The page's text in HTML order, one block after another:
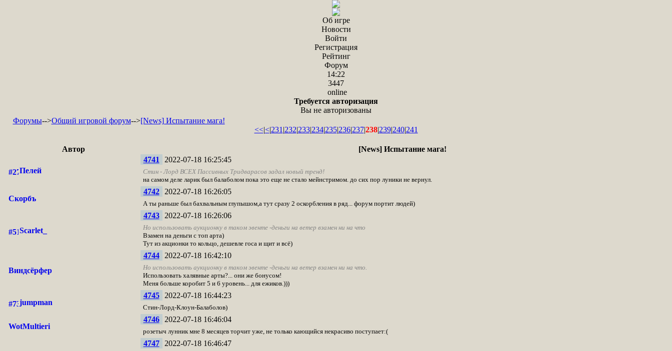
Об игре
Новости
Войти
Регистрация
Рейтинг
Форум
14:22
3447
online
Требуется авторизация
Вы не авторизованы
Форумы-->Общий игровой форум-->[News] Испытание мага!
<<|<|231 |232|233|234|235|236|237|238|239|240|241
Автор [News] Испытание мага!
Пелей
4741 2022-07-18 16:25:45
Стин - Лорд ВСЕХ Пассивных Тридварасов задал новый тренд!
на самом деле ларик был балаболом пока это еще не стало мейнстримом. до сих пор луники не вернул.
Скорбъ
4742 2022-07-18 16:26:05
А ты раньше был бахвальным глупышом,а тут сразу 2 оскорбления в ряд... форум портит людей)
Scarlet_
4743 2022-07-18 16:26:06
Но использовать аукционку в таком эвенте -деньги на ветер взамен ни на что
Взамен на деньги с топ арта)
Тут из акционки то кольцо, дешевле госа и щит и всё)
Виндсёрфер
4744 2022-07-18 16:42:10
Но использовать аукционку в таком эвенте -деньги на ветер взамен ни на что.
Использовать халявные арты?... они же бонусом!
Меня больше коробит 5 и 6 уровень... для ежиков.)))
jumpman
4745 2022-07-18 16:44:23
Стин-Лорд-Клоун-Балаболов)
WotMultieri
4746 2022-07-18 16:46:04
розетыч лунник мне 8 месяцев торчит уже, не только кающийся некрасиво поступает:(
4747 2022-07-18 16:46:47